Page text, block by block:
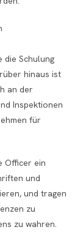
die Schulung
hinaus ist
an der
Inspektionen
für
Officer ein
und
und tragen
zu
zu wahren.